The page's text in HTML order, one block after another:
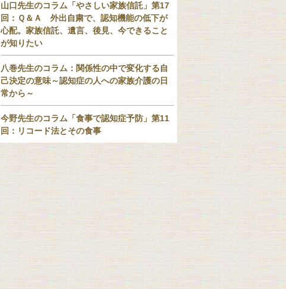
山口先生のコラム「やさしい家族信託」第17
回：Ｑ＆Ａ 外出自粛で、認知機能の低下が
心配。家族信託、遺言、後見、今できること
が知りたい
八巻先生のコラム：関係性の中で変化する自
己決定の意味～認知症の人への家族介護の日
常から～
今野先生のコラム「食事で認知症予防」第11
回：リコード法とその食事